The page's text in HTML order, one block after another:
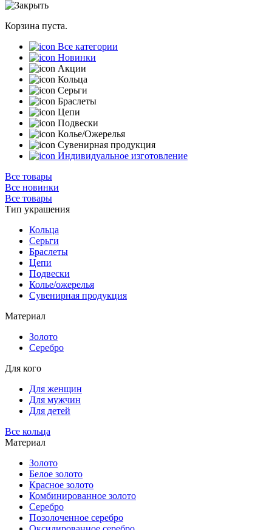
Корзина пуста.
Все категории
Новинки
Акции
Кольца
Серьги
Браслеты
Цепи
Подвески
Колье/Ожерелья
Сувенирная продукция
Индивидуальное изготовление
Все товары
Все новинки
Все товары
Тип украшения
Кольца
Серьги
Браслеты
Цепи
Подвески
Колье/ожерелья
Сувенирная продукция
Материал
Золото
Серебро
Для кого
Для женщин
Для мужчин
Для детей
Все кольца
Материал
Золото
Белое золото
Красное золото
Комбинированное золото
Серебро
Позолоченное серебро